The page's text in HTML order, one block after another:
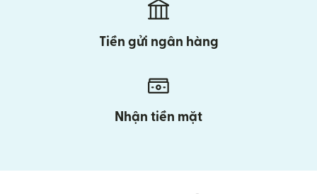
Tiền gửi ngân hàng
Nhận tiền mặt